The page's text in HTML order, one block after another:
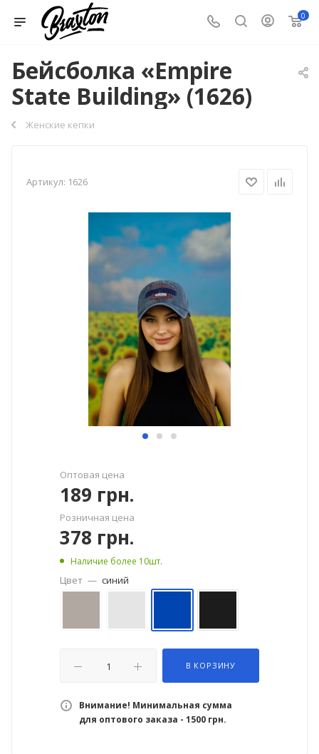
0
Бейсболка «Empire
State Building» (1626)
Женские кепки
Артикул: 1626
Оптовая цена
189 грн.
Розничная цена
378 грн.
Наличие более 10шт.
Цвет — синий
В КОРЗИНУ
Внимание! Минимальная сумма
для оптового заказа - 1500 грн.